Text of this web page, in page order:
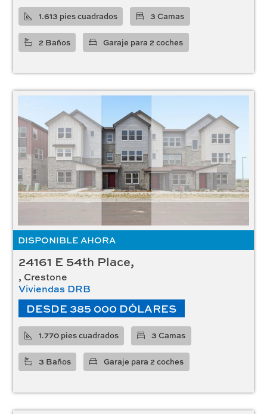
1.613 pies cuadrados 3 Camas
2 Baños Garaje para 2 coches
DISPONIBLE AHORA
24161 E 54th Place,
, Crestone
Viviendas DRB
DESDE 385 000 DÓLARES
1.770 pies cuadrados 3 Camas
3 Baños Garaje para 2 coches